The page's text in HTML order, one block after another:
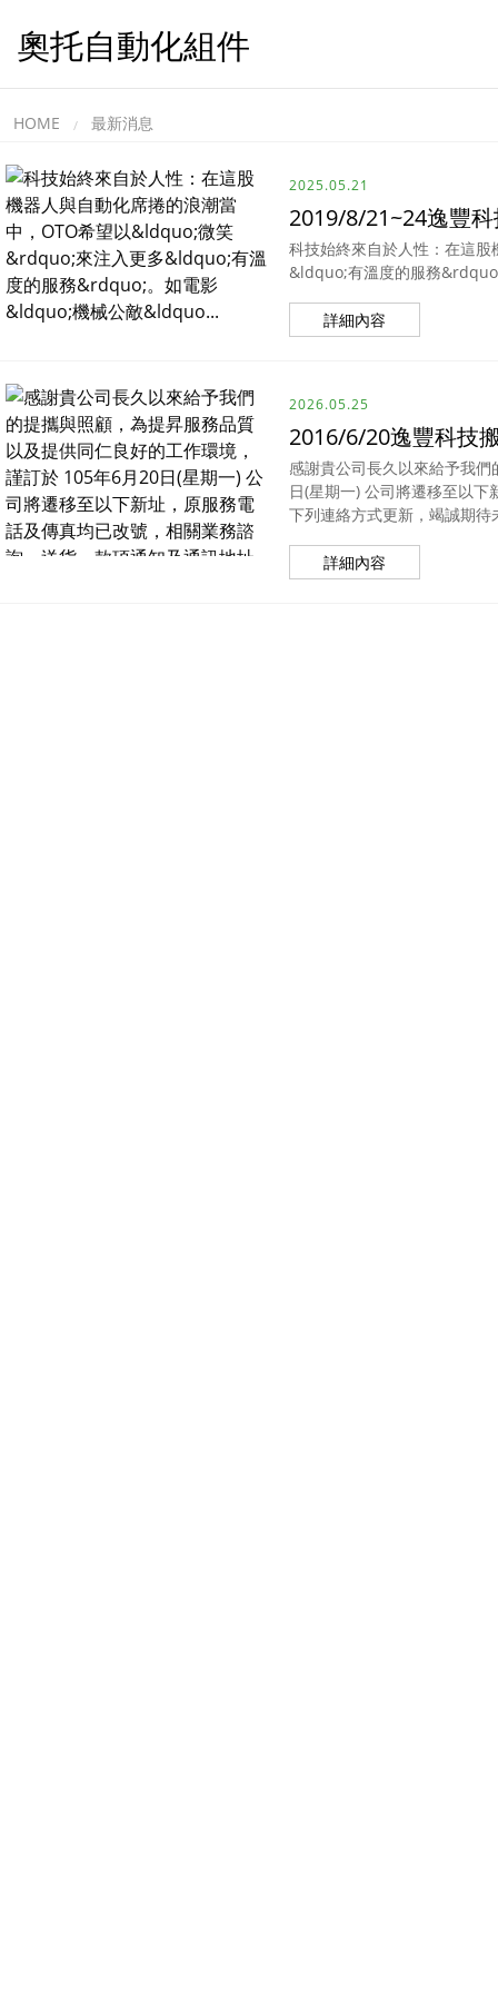
奧托自動化組件
HOME 最新消息
2025.05.21
2019/8/21~24逸豐
科技始終來自於人性：在這
&ldquo;有溫度的服務
詳細內容
2026.05.25
2016/6/20逸豐科技
感謝貴公司長久以來給予我
日(星期一) 公司將遷移至以
下列連絡方式更新，竭誠期待
詳細內容